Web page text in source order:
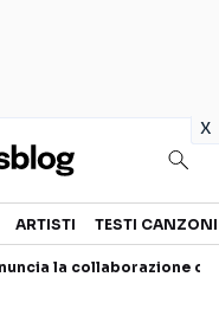
x
ARTISTI TESTI CANZONI
la collaborazione